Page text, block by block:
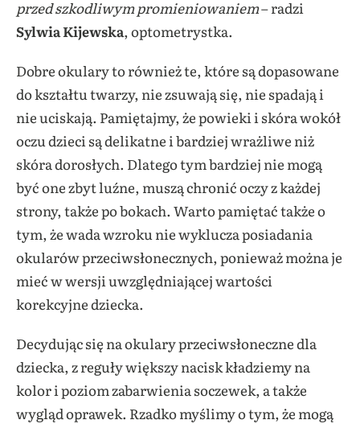
przed szkodliwym promieniowaniem– radzi
Sylwia Kijewska, optometrystka.
Dobre okulary to również te, które są dopasowane
do kształtu twarzy, nie zsuwają się, nie spadają i
nie uciskają. Pamiętajmy, że powieki i skóra wokół
oczu dzieci są delikatne i bardziej wrażliwe niż
skóra dorosłych. Dlatego tym bardziej nie mogą
być one zbyt luźne, muszą chronić oczy z każdej
strony, także po bokach. Warto pamiętać także o
tym, że wada wzroku nie wyklucza posiadania
okularów przeciwsłonecznych, ponieważ można je
mieć w wersji uwzględniającej wartości
korekcyjne dziecka.
Decydując się na okulary przeciwsłoneczne dla
dziecka, z reguły większy nacisk kładziemy na
kolor i poziom zabarwienia soczewek, a także
wygląd oprawek. Rzadko myślimy o tym, że mogą